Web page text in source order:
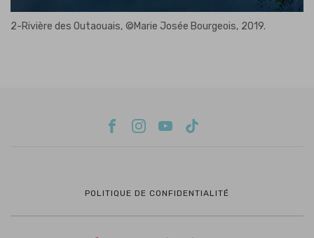
2-Rivière des Outaouais, ©Marie Josée Bourgeois, 2019.
POLITIQUE DE CONFIDENTIALITÉ